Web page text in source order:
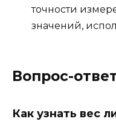
точности
значений,
Вопрос-
Как узнать вес